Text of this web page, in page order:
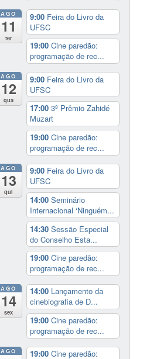
AGO
11
ter
9:00 Feira do Livro da
UFSC
19:00Cine paredão:
programação de rec...
AGO
12
qua
9:00 Feira do Livro da
UFSC
17:003º Prêmio Zahidé
Muzart
19:00Cine paredão:
programação de rec...
AGO
13
qui
9:00 Feira do Livro da
UFSC
14:00Seminário
Internacional ‘Ninguém...
14:30Sessão Especial
do Conselho Esta...
19:00Cine paredão:
programação de rec...
AGO
14
sex
14:00 Lançamento da
cinebiografia de D...
19:00Cine paredão:
programação de rec...
AGO 19:00Cine paredão: